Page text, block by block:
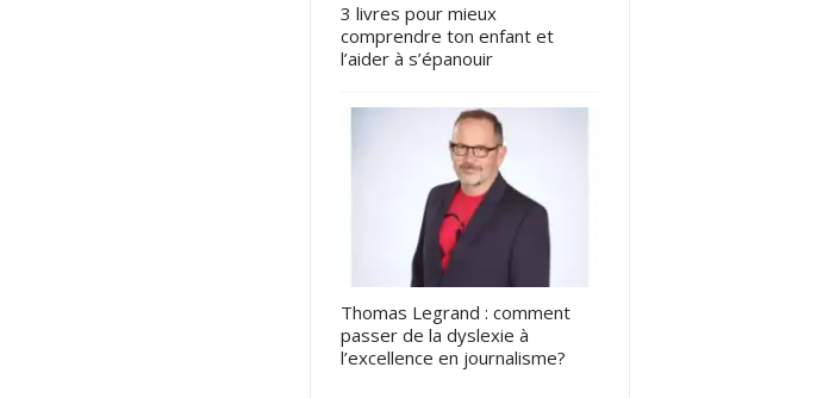
3 livres pour mieux
comprendre ton enfant et
l’aider à s’épanouir
Thomas Legrand : comment
passer de la dyslexie à
l’excellence en journalisme?